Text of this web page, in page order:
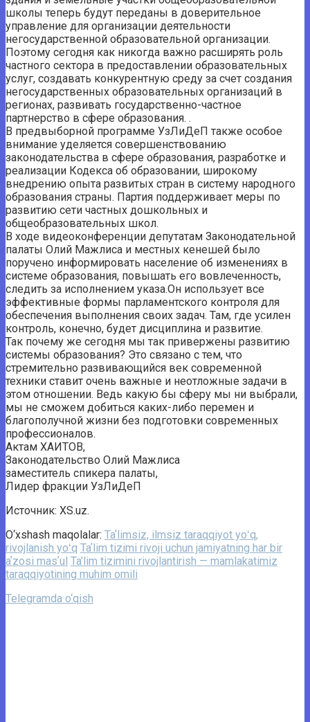
школы теперь будут переданы в доверительное
управление для организации деятельности
негосударственной образовательной организации.
Поэтому сегодня как никогда важно расширять роль
частного сектора в предоставлении образовательных
услуг, создавать конкурентную среду за счет создания
негосударственных образовательных организаций в
регионах, развивать государственно-частное
партнерство в сфере образования. .
В предвыборной программе УзЛиДеП также особое
внимание уделяется совершенствованию
законодательства в сфере образования, разработке и
реализации Кодекса об образовании, широкому
внедрению опыта развитых стран в систему народного
образования страны. Партия поддерживает меры по
развитию сети частных дошкольных и
общеобразовательных школ.
В ходе видеоконференции депутатам Законодательной
палаты Олий Мажлиса и местных кенешей было
поручено информировать население об изменениях в
системе образования, повышать его вовлеченность,
следить за исполнением указа.Он использует все
эффективные формы парламентского контроля для
обеспечения выполнения своих задач. Там, где усилен
контроль, конечно, будет дисциплина и развитие.
Так почему же сегодня мы так привержены развитию
системы образования? Это связано с тем, что
стремительно развивающийся век современной
техники ставит очень важные и неотложные задачи в
этом отношении. Ведь какую бы сферу мы ни выбрали,
мы не сможем добиться каких-либо перемен и
благополучной жизни без подготовки современных
профессионалов.
Актам ХАИТОВ,
Законодательство Олий Мажлиса
заместитель спикера палаты,
Лидер фракции УзЛиДеП
Источник: XS.uz.
O‘xshash maqolalar: Taʼlimsiz, ilmsiz taraqqiyot yoʻq,
rivojlanish yoʻq Taʼlim tizimi rivoji uchun jamiyatning har bir
aʼzosi masʼul Ta’lim tizimini rivojlantirish — mamlakatimiz
taraqqiyotining muhim omili
Telegramda o‘qish